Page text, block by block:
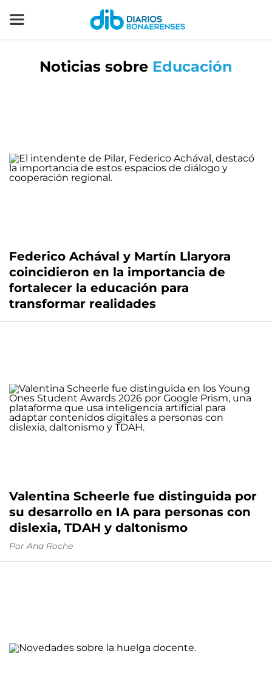
Noticias sobre Educación
Federico Achával y Martín Llaryora
coincidieron en la importancia de
fortalecer la educación para
transformar realidades
Valentina Scheerle fue distinguida por
su desarrollo en IA para personas con
dislexia, TDAH y daltonismo
Por Ana Roche